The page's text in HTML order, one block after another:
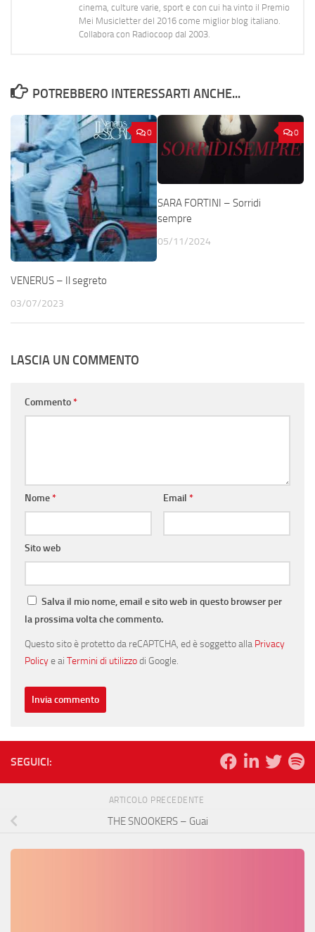
cinema, culture varie, sport e con cui ha vinto il Premio
Mei Musicletter del 2016 come miglior blog italiano.
Collabora con Radiocoop dal 2003.
POTREBBERO INTERESSARTI ANCHE...
0
VENERUS – Il segreto
03/07/2023
0
SARA FORTINI – Sorridi
sempre
05/11/2024
LASCIA UN COMMENTO
Commento*
Nome* Email *
Sito web
Salva il mio nome, email e sito web in questo browser per
la prossima volta che commento.
Questo sito è protetto da reCAPTCHA, ed è soggetto alla Privacy
Policye ai Termini di utilizzodi Google.
SEGUICI:
ARTICOLO PRECEDENTE
THE SNOOKERS – Guai